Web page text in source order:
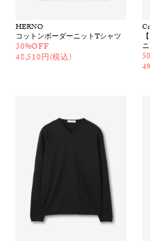
HERNO
コットンボーダーニットTシャツ
30%OFF
48,510円(税込)